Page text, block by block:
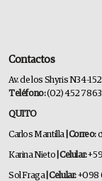
Contactos
Av. de los Shyris N34-
Teléfono:(02) 452 7863
QUITO
Carlos Mantilla | Correo:
Karina Nieto | Celular:
Sol Fraga| Celular:+098